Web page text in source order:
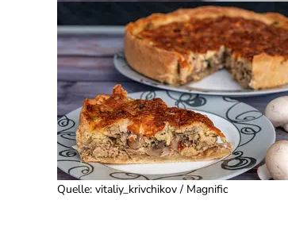
Quelle: vitaliy_krivchikov / Magnific